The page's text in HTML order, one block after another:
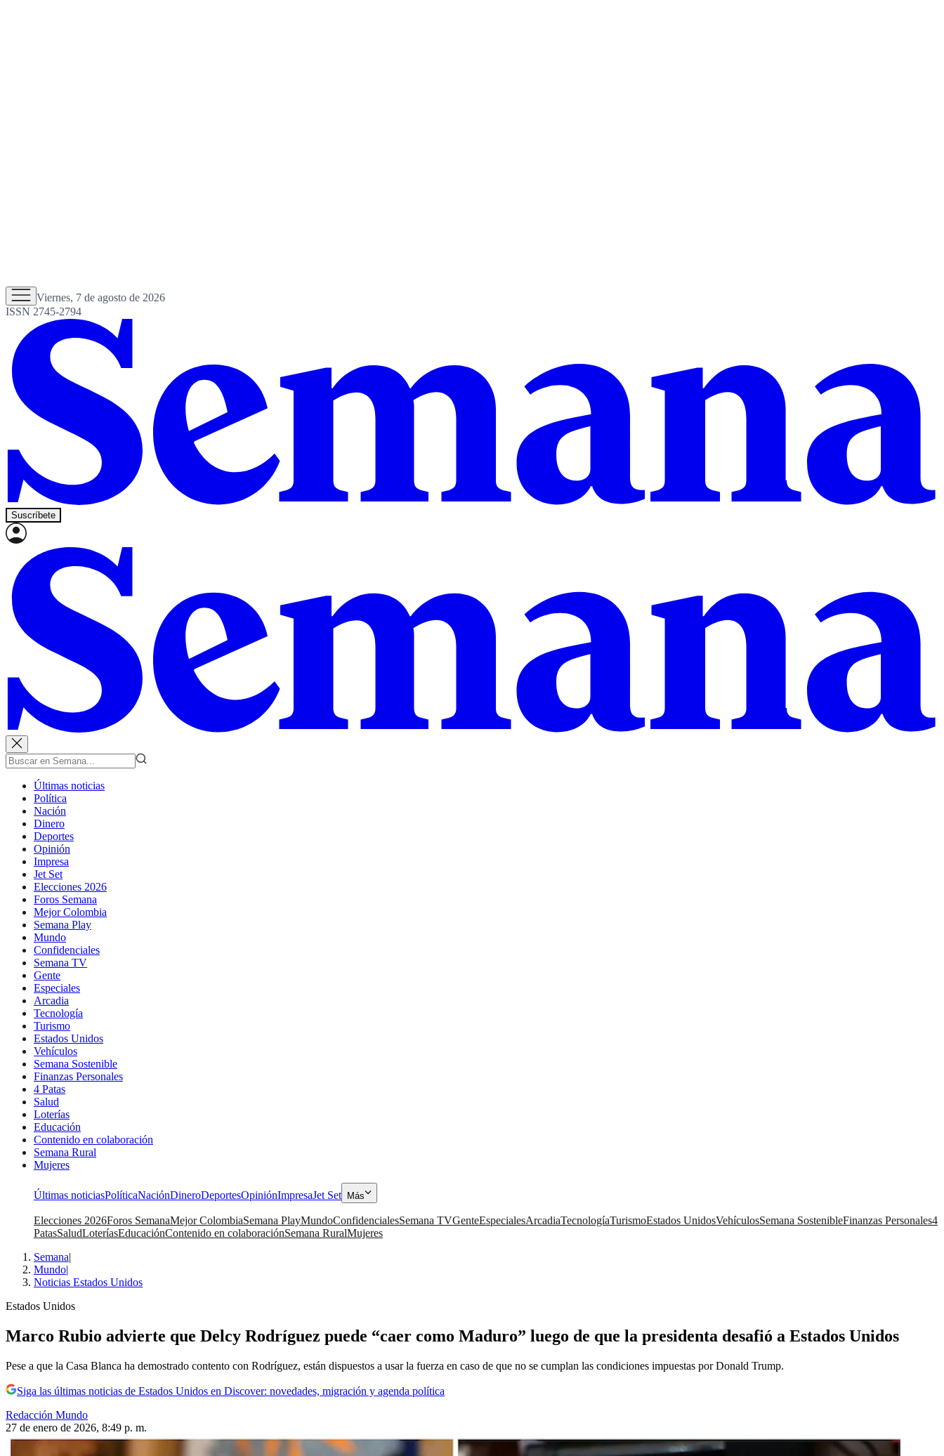
Viernes, 7 de agosto de 2026
ISSN 2745-2794
Suscríbete
Últimas noticias
Política
Nación
Dinero
Deportes
Opinión
Impresa
Jet Set
Elecciones 2026
Foros Semana
Mejor Colombia
Semana Play
Mundo
Confidenciales
Semana TV
Gente
Especiales
Arcadia
Tecnología
Turismo
Estados Unidos
Vehículos
Semana Sostenible
Finanzas Personales
4 Patas
Salud
Loterías
Educación
Contenido en colaboración
Semana Rural
Mujeres
Últimas noticiasPolíticaNaciónDineroDeportesOpiniónImpresaJet Set Más
Elecciones 2026Foros SemanaMejor ColombiaSemana PlayMundoConfidencialesSemana TVGenteEspecialesArcadiaTecnologíaTurismoEstados UnidosVehículosSemana SostenibleFinanzas Personales4
PatasSaludLoteríasEducaciónContenido en colaboraciónSemana RuralMujeres
Semana|
Mundo|
Noticias Estados Unidos
Estados Unidos
Marco Rubio advierte que Delcy Rodríguez puede “caer como Maduro” luego de que la presidenta desafió a Estados Unidos
Pese a que la Casa Blanca ha demostrado contento con Rodríguez, están dispuestos a usar la fuerza en caso de que no se cumplan las condiciones impuestas por Donald Trump.
Siga las últimas noticias de Estados Unidos en Discover: novedades, migración y agenda política
Redacción Mundo
27 de enero de 2026, 8:49 p. m.